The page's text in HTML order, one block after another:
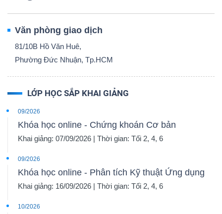
Văn phòng giao dịch
81/10B Hồ Văn Huê,
Phường Đức Nhuận, Tp.HCM
LỚP HỌC SẮP KHAI GIẢNG
09/2026
Khóa học online - Chứng khoán Cơ bản
Khai giảng: 07/09/2026 | Thời gian: Tối 2, 4, 6
09/2026
Khóa học online - Phân tích Kỹ thuật Ứng dụng
Khai giảng: 16/09/2026 | Thời gian: Tối 2, 4, 6
10/2026